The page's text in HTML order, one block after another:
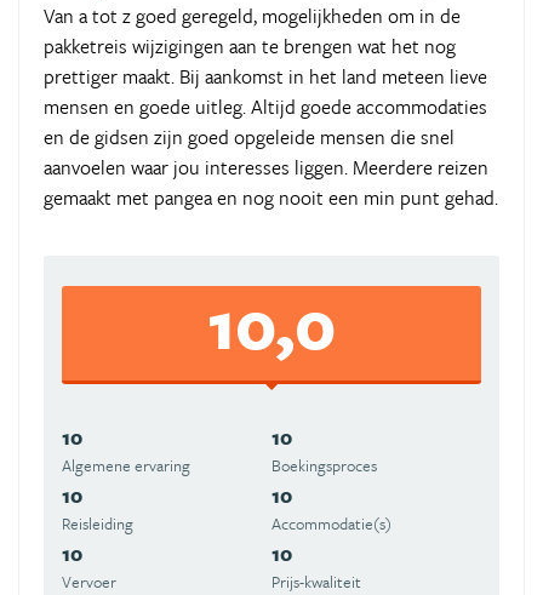
Van a tot z goed geregeld, mogelijkheden om in de
pakketreis wijzigingen aan te brengen wat het nog
prettiger maakt. Bij aankomst in het land meteen lieve
mensen en goede uitleg. Altijd goede accommodaties
en de gidsen zijn goed opgeleide mensen die snel
aanvoelen waar jou interesses liggen. Meerdere reizen
gemaakt met pangea en nog nooit een min punt gehad.
10,0
10
Algemene ervaring
10
Boekingsproces
10
Reisleiding
10
Accommodatie(s)
10
Vervoer
10
Prijs-kwaliteit